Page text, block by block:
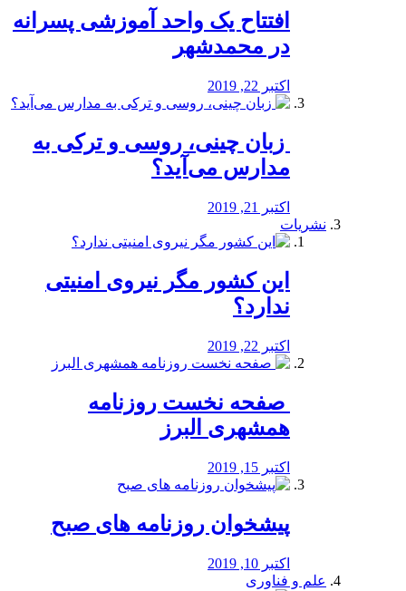
افتتاح یک واحد آموزشی پسرانه
در محمدشهر
اکتبر 22, 2019
️ زبان چینی، روسی و ترکی به
مدارس می‌آید؟
اکتبر 21, 2019
نشریات
این کشور مگر نیروی امنیتی
ندارد؟
اکتبر 22, 2019
️ صفحه نخست روزنامه‌
همشهری البرز
اکتبر 15, 2019
پیشخوان روزنامه های صبح
اکتبر 10, 2019
علم و فناوری